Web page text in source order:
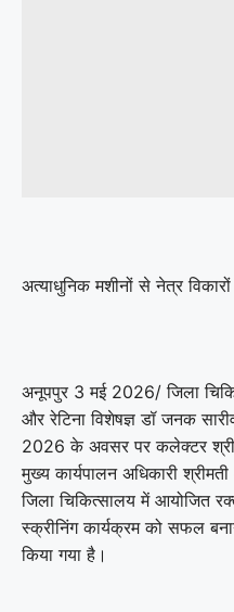
अत्याधुनिक मशीनों से नेत्र
अनूपपुर 3 मई 2026/ जिला
और रेटिना विशेषज्ञ डॉ जनक
2026 के अवसर पर कलेक्टर श्री
मुख्य कार्यपालन अधिकारी
जिला चिकित्सालय में आयोजित
स्क्रीनिंग कार्यक्रम को सफल
किया गया है।